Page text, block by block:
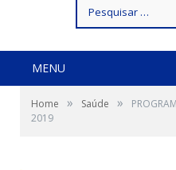
por:
MENU
Home » Saúde »
2019